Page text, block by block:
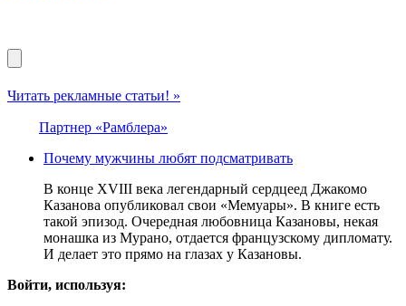
Читать рекламные статьи! »
Партнер «Рамблера»
Почему мужчины любят подсматривать
В конце XVIII века легендарный сердцеед Джакомо
Казанова опубликовал свои «Мемуары». В книге есть
такой эпизод. Очередная любовница Казановы, некая
монашка из Мурано, отдается французскому дипломату.
И делает это прямо на глазах у Казановы.
Войти, используя: